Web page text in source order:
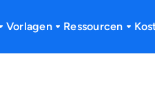
Vorlagen Ressourcen